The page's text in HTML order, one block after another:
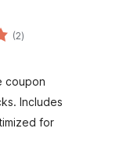
(2전
체)
coupon
Includes
for